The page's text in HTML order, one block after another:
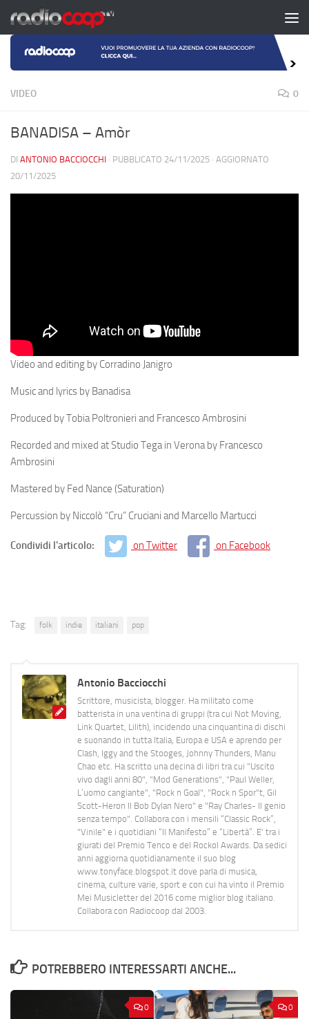
Salta al contenuto
VIDEO 0
BANADISA – Amòr
DI ANTONIO BACCIOCCHI · PUBBLICATO 24/11/2025 · AGGIORNATO
20/11/2025
Video and editing by Corradino Janigro
Music and lyrics by Banadisa
Produced by Tobia Poltronieri and Francesco Ambrosini
Recorded and mixed at Studio Tega in Verona by Francesco
Ambrosini
Mastered by Fed Nance (Saturation)
Percussion by Niccolò “Cru” Cruciani and Marcello Martucci
Condividi l'articolo: on Twitter on Facebook
Tag: folk indie italiani pop
Antonio Bacciocchi
Scrittore, musicista, blogger. Ha militato come
batterista in una ventina di gruppi (tra cui Not Moving,
Link Quartet, Lilith), incidendo una cinquantina di dischi
e suonando in tutta Italia, Europa e USA e aprendo per
Clash, Iggy and the Stooges, Johnny Thunders, Manu
Chao etc. Ha scritto una decina di libri tra cui "Uscito
vivo dagli anni 80", "Mod Generations", "Paul Weller,
L’uomo cangiante", "Rock n Goal", "Rock n Spor"t, Gil
Scott-Heron Il Bob Dylan Nero" e "Ray Charles- Il genio
senza tempo". Collabora con i mensili “Classic Rock”,
"Vinile" e i quotidiani “Il Manifesto” e “Libertà”. E' tra i
giurati del Premio Tenco e del Rockol Awards. Da sedici
anni aggiorna quotidianamente il suo blog
www.tonyface.blogspot.it dove parla di musica,
cinema, culture varie, sport e con cui ha vinto il Premio
Mei Musicletter del 2016 come miglior blog italiano.
Collabora con Radiocoop dal 2003.
POTREBBERO INTERESSARTI ANCHE...
0 0